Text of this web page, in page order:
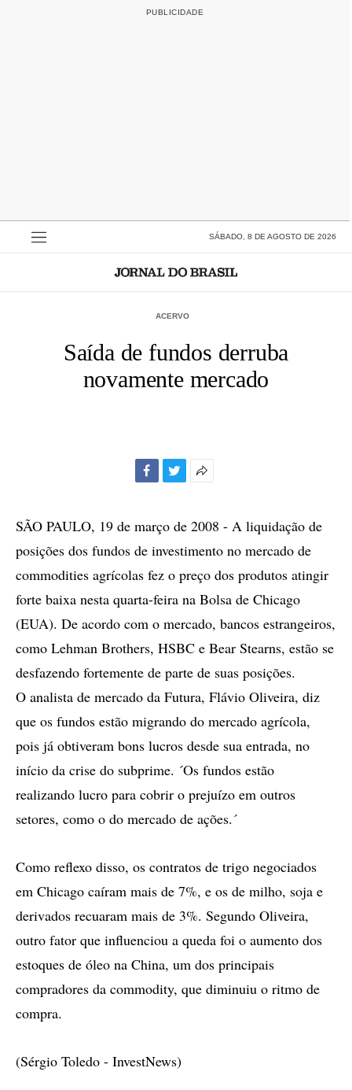
SÁBADO, 8 DE AGOSTO DE 2026
ACERVO
Saída de fundos derruba
novamente mercado
compartilhamento
SÃO PAULO, 19 de março de 2008 - A liquidação de
posições dos fundos de investimento no mercado de
commodities agrícolas fez o preço dos produtos atingir
forte baixa nesta quarta-feira na Bolsa de Chicago
(EUA). De acordo com o mercado, bancos estrangeiros,
como Lehman Brothers, HSBC e Bear Stearns, estão se
desfazendo fortemente de parte de suas posições.
O analista de mercado da Futura, Flávio Oliveira, diz
que os fundos estão migrando do mercado agrícola,
pois já obtiveram bons lucros desde sua entrada, no
início da crise do subprime. ´Os fundos estão
realizando lucro para cobrir o prejuízo em outros
setores, como o do mercado de ações.´
Como reflexo disso, os contratos de trigo negociados
em Chicago caíram mais de 7%, e os de milho, soja e
derivados recuaram mais de 3%. Segundo Oliveira,
outro fator que influenciou a queda foi o aumento dos
estoques de óleo na China, um dos principais
compradores da commodity, que diminuiu o ritmo de
compra.
(Sérgio Toledo - InvestNews)